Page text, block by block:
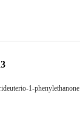
1-phenylethanone